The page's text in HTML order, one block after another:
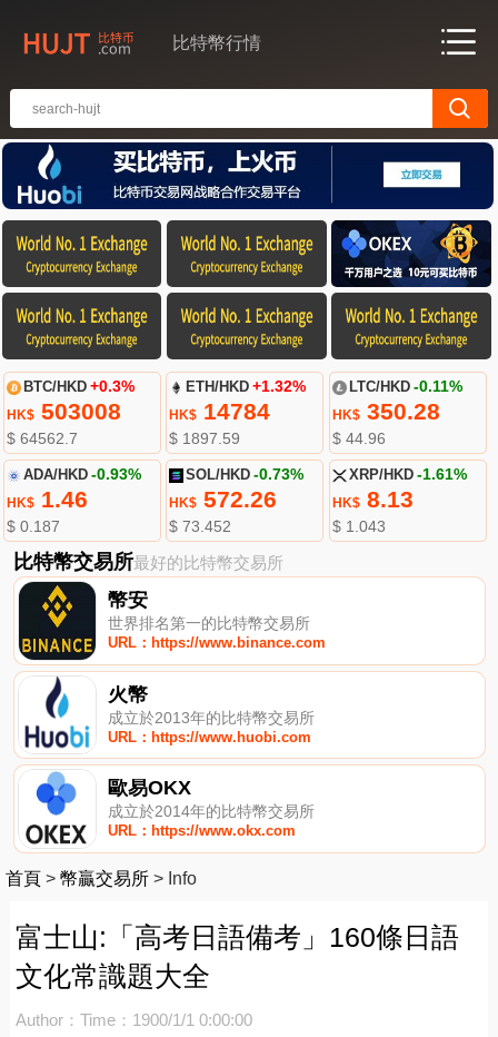
比特幣行情
BTC/HKD +0.3%
HK$503008
$ 64562.7
ETH/HKD +1.32%
HK$ 14784
$ 1897.59
LTC/HKD -0.11%
HK$350.28
$ 44.96
ADA/HKD -0.93%
HK$1.46
$ 0.187
SOL/HKD -0.73%
HK$ 572.26
$ 73.452
XRP/HKD -1.61%
HK$8.13
$ 1.043
比特幣交易所最好的比特幣交易所
幣安
世界排名第一的比特幣交易所
URL：https://www.binance.com
火幣
成立於2013年的比特幣交易所
URL：https://www.huobi.com
歐易OKX
成立於2014年的比特幣交易所
URL：https://www.okx.com
首頁 > 幣贏交易所 > Info
富士山:「高考日語備考」160條日語
文化常識題大全
Author： Time：1900/1/1 0:00:00